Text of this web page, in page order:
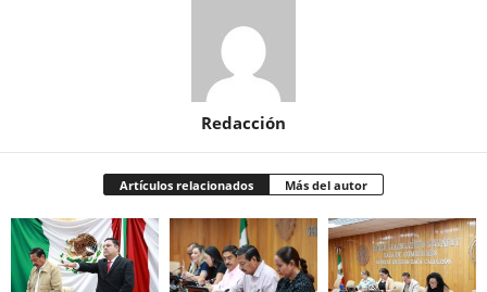
Redacción
Artículos relacionados Más del autor